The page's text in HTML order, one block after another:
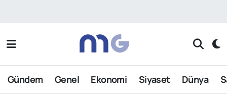
Gündem Genel Ekonomi Siyaset Dünya
Nöbetçi Eczaneler
Hava Durumu